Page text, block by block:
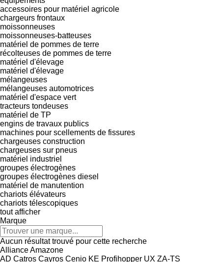
accessoires pour matériel agricole
chargeurs frontaux
moissonneuses
moissonneuses-batteuses
matériel de pommes de terre
récolteuses de pommes de terre
matériel d'élevage
matériel d'élevage
mélangeuses
mélangeuses automotrices
matériel d'espace vert
tracteurs tondeuses
matériel de TP
engins de travaux publics
machines pour scellements de fissures
chargeuses construction
chargeuses sur pneus
matériel industriel
groupes électrogènes
groupes électrogènes diesel
matériel de manutention
chariots élévateurs
chariots télescopiques
tout afficher
Marque
Aucun résultat trouvé pour cette recherche
AllianceAmazone
AD Catros Cayros Cenio KE Profihopper UX ZA-TS